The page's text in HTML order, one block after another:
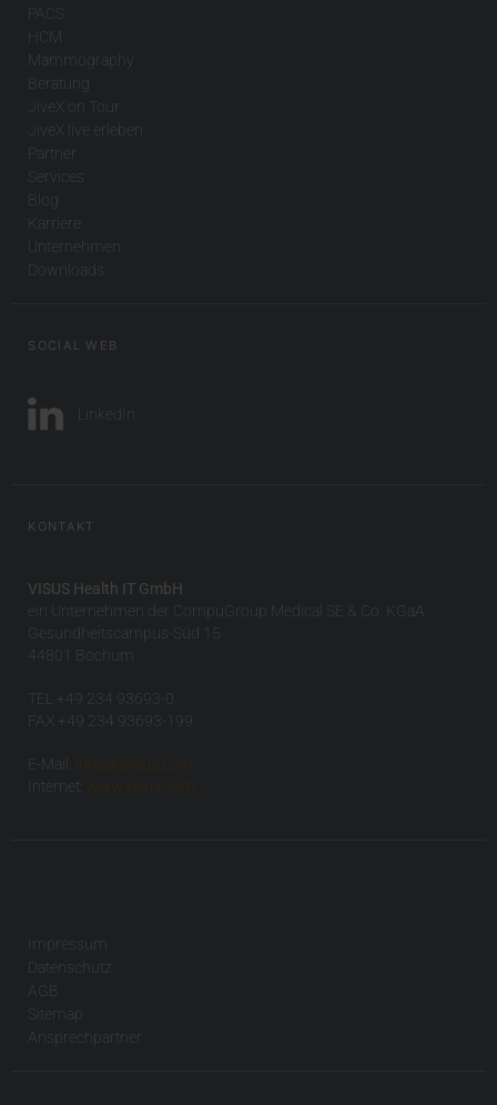
PACS
HCM
Mammography
Beratung
JiveX on Tour
JiveX live erleben
Partner
Services
Blog
Karriere
Unternehmen
Downloads
SOCIAL WEB
LinkedIn
KONTAKT
VISUS Health IT GmbH
ein Unternehmen der CompuGroup Medical SE & Co. KGaA
Gesundheitscampus-Süd 15
44801 Bochum
TEL +49 234 93693-0
FAX +49 234 93693-199
E-Mail:
info(at)visus.com
Internet:
www.visus.com
Impressum
Datenschutz
AGB
Sitemap
Ansprechpartner